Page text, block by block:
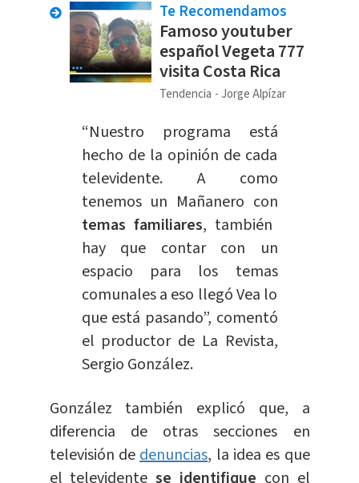
Te Recomendamos
Famoso youtuber
español Vegeta 777
visita Costa Rica
Tendencia Jorge Alpízar
“Nuestro programa está
hecho de la opinión de cada
televidente. A como
tenemos un Mañanero con
temas familiares, también
hay que contar con un
espacio para los temas
comunales a eso llegó Vea lo
que está pasando”, comentó
el productor de La Revista,
Sergio González.
González también explicó que, a
diferencia de otras secciones en
televisión dedenuncias, la idea es que
el televidentese identifique con el